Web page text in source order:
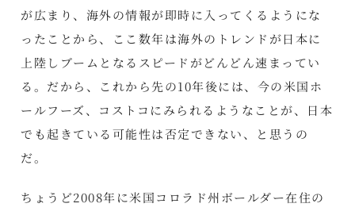
が広まり、海外の情報が即時に入ってくるようにな
ったことから、ここ数年は海外のトレンドが日本に
上陸しブームとなるスピードがどんどん速まってい
る。だから、これから先の10年後には、今の米国ホ
ールフーズ、コストコにみられるようなことが、日本
でも起きている可能性は否定できない、と思うの
だ。
ちょうど2008年に米国コロラド州ボールダー在住の